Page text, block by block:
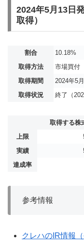
2024年5月13日
取得）
割合
10.18%
取得方法
市場買付
取得期間
2024年5
取得状況
終了（
取得する株
上限
実績
達成率
参考情報
クレハのIR情報（